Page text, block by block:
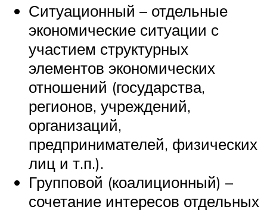
Ситуационный – отдельные
экономические ситуации с
участием структурных
элементов экономических
отношений (государства,
регионов, учреждений,
организаций,
предпринимателей, физических
лиц и т.п.).
Групповой (коалиционный) –
сочетание интересов отдельных